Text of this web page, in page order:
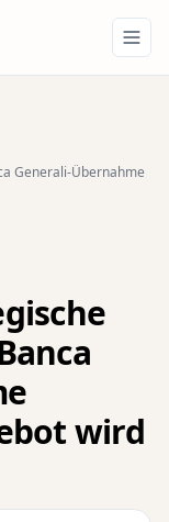
Generali-Übernahme
wird